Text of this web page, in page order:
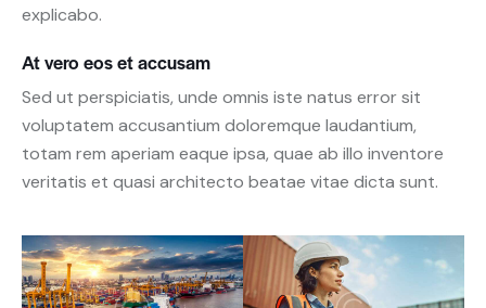
explicabo.
At vero eos et accusam
Sed ut perspiciatis, unde omnis iste natus error sit
voluptatem accusantium doloremque laudantium,
totam rem aperiam eaque ipsa, quae ab illo inventore
veritatis et quasi architecto beatae vitae dicta sunt.